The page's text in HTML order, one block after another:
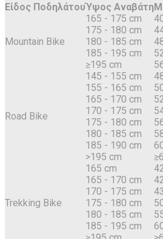
Είδος ΠοδηλάτουΎψος Αναβάτη
Mountain Bike
165 - 175 cm
175 - 180 cm
180 - 185 cm
185 - 195 cm
≥195 cm
Road Bike
145 - 155 cm
155 - 165 cm
165 - 170 cm
170 - 175 cm
175 - 180 cm
180 - 185 cm
185 - 190 cm
>195 cm
Trekking Bike
165 cm
165 - 170 cm
170 - 175 cm
175 - 180 cm
180 - 185 cm
185 - 195 cm